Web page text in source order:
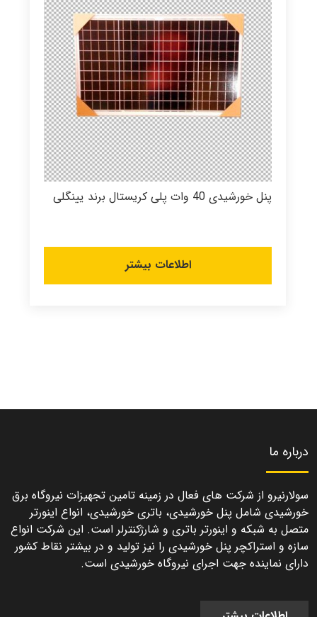
پنل خورشیدی 40 وات پلی کریستال برند یینگلی
اطلاعات بیشتر
درباره ما
سولارنیرو از شرکت های فعال در زمینه تامین تجهیزات نیروگاه برق
خورشیدی شامل پنل خورشیدی، باتری خورشیدی، انواع اینورتر
متصل به شبکه و اینورتر باتری و شارژکنترلر است. این شرکت انواع
سازه و استراکچر پنل خورشیدی را نیز تولید و در بیشتر نقاط کشور
دارای نماینده جهت اجرای نیروگاه خورشیدی است.